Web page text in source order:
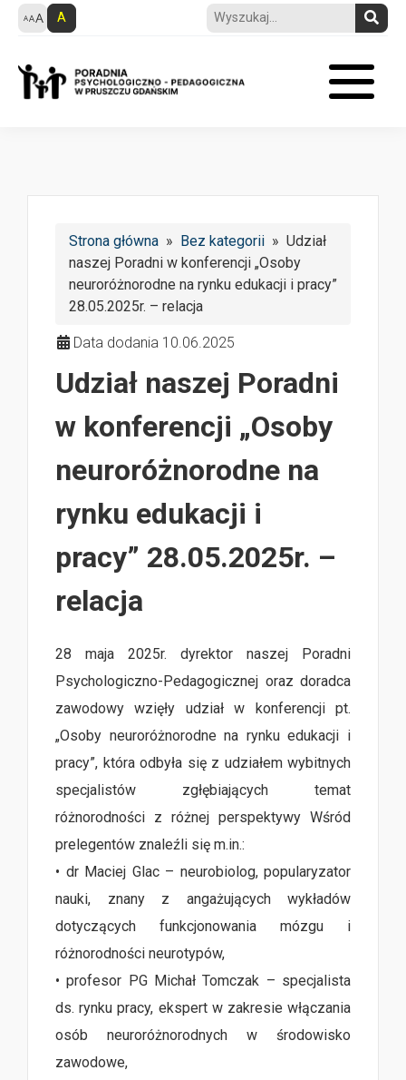
A
Strona główna » Bez kategorii » Udział
naszej Poradni w konferencji „Osoby
neuroróżnorodne na rynku edukacji i pracy”
28.05.2025r. – relacja
Data dodania 10.06.2025
Udział naszej Poradni
w konferencji „Osoby
neuroróżnorodne na
rynku edukacji i
pracy” 28.05.2025r. –
relacja
28 maja 2025r. dyrektor naszej Poradni
Psychologiczno-Pedagogicznej oraz doradca
zawodowy wzięły udział w konferencji pt.
„Osoby neuroróżnorodne na rynku edukacji i
pracy”, która odbyła się z udziałem wybitnych
specjalistów zgłębiających temat
różnorodności z różnej perspektywy Wśród
prelegentów znaleźli się m.in.:
• dr Maciej Glac – neurobiolog, popularyzator
nauki, znany z angażujących wykładów
dotyczących funkcjonowania mózgu i
różnorodności neurotypów,
• profesor PG Michał Tomczak – specjalista
ds. rynku pracy, ekspert w zakresie włączania
osób neuroróżnorodnych w środowisko
zawodowe,